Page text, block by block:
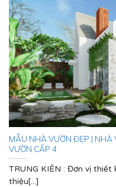
MẪU NHÀ VƯỜN ĐẸP | NHÀ
VƯỜN CẤP 4
TRUNG KIÊN : Đơn vị thiết
thiệu[...]